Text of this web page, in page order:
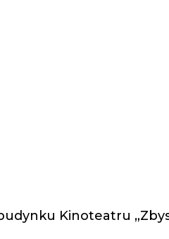
Kinoteatru